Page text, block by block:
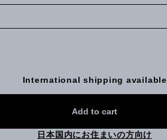
International shipping available
Add to cart
日本国内にお住まいの方向け